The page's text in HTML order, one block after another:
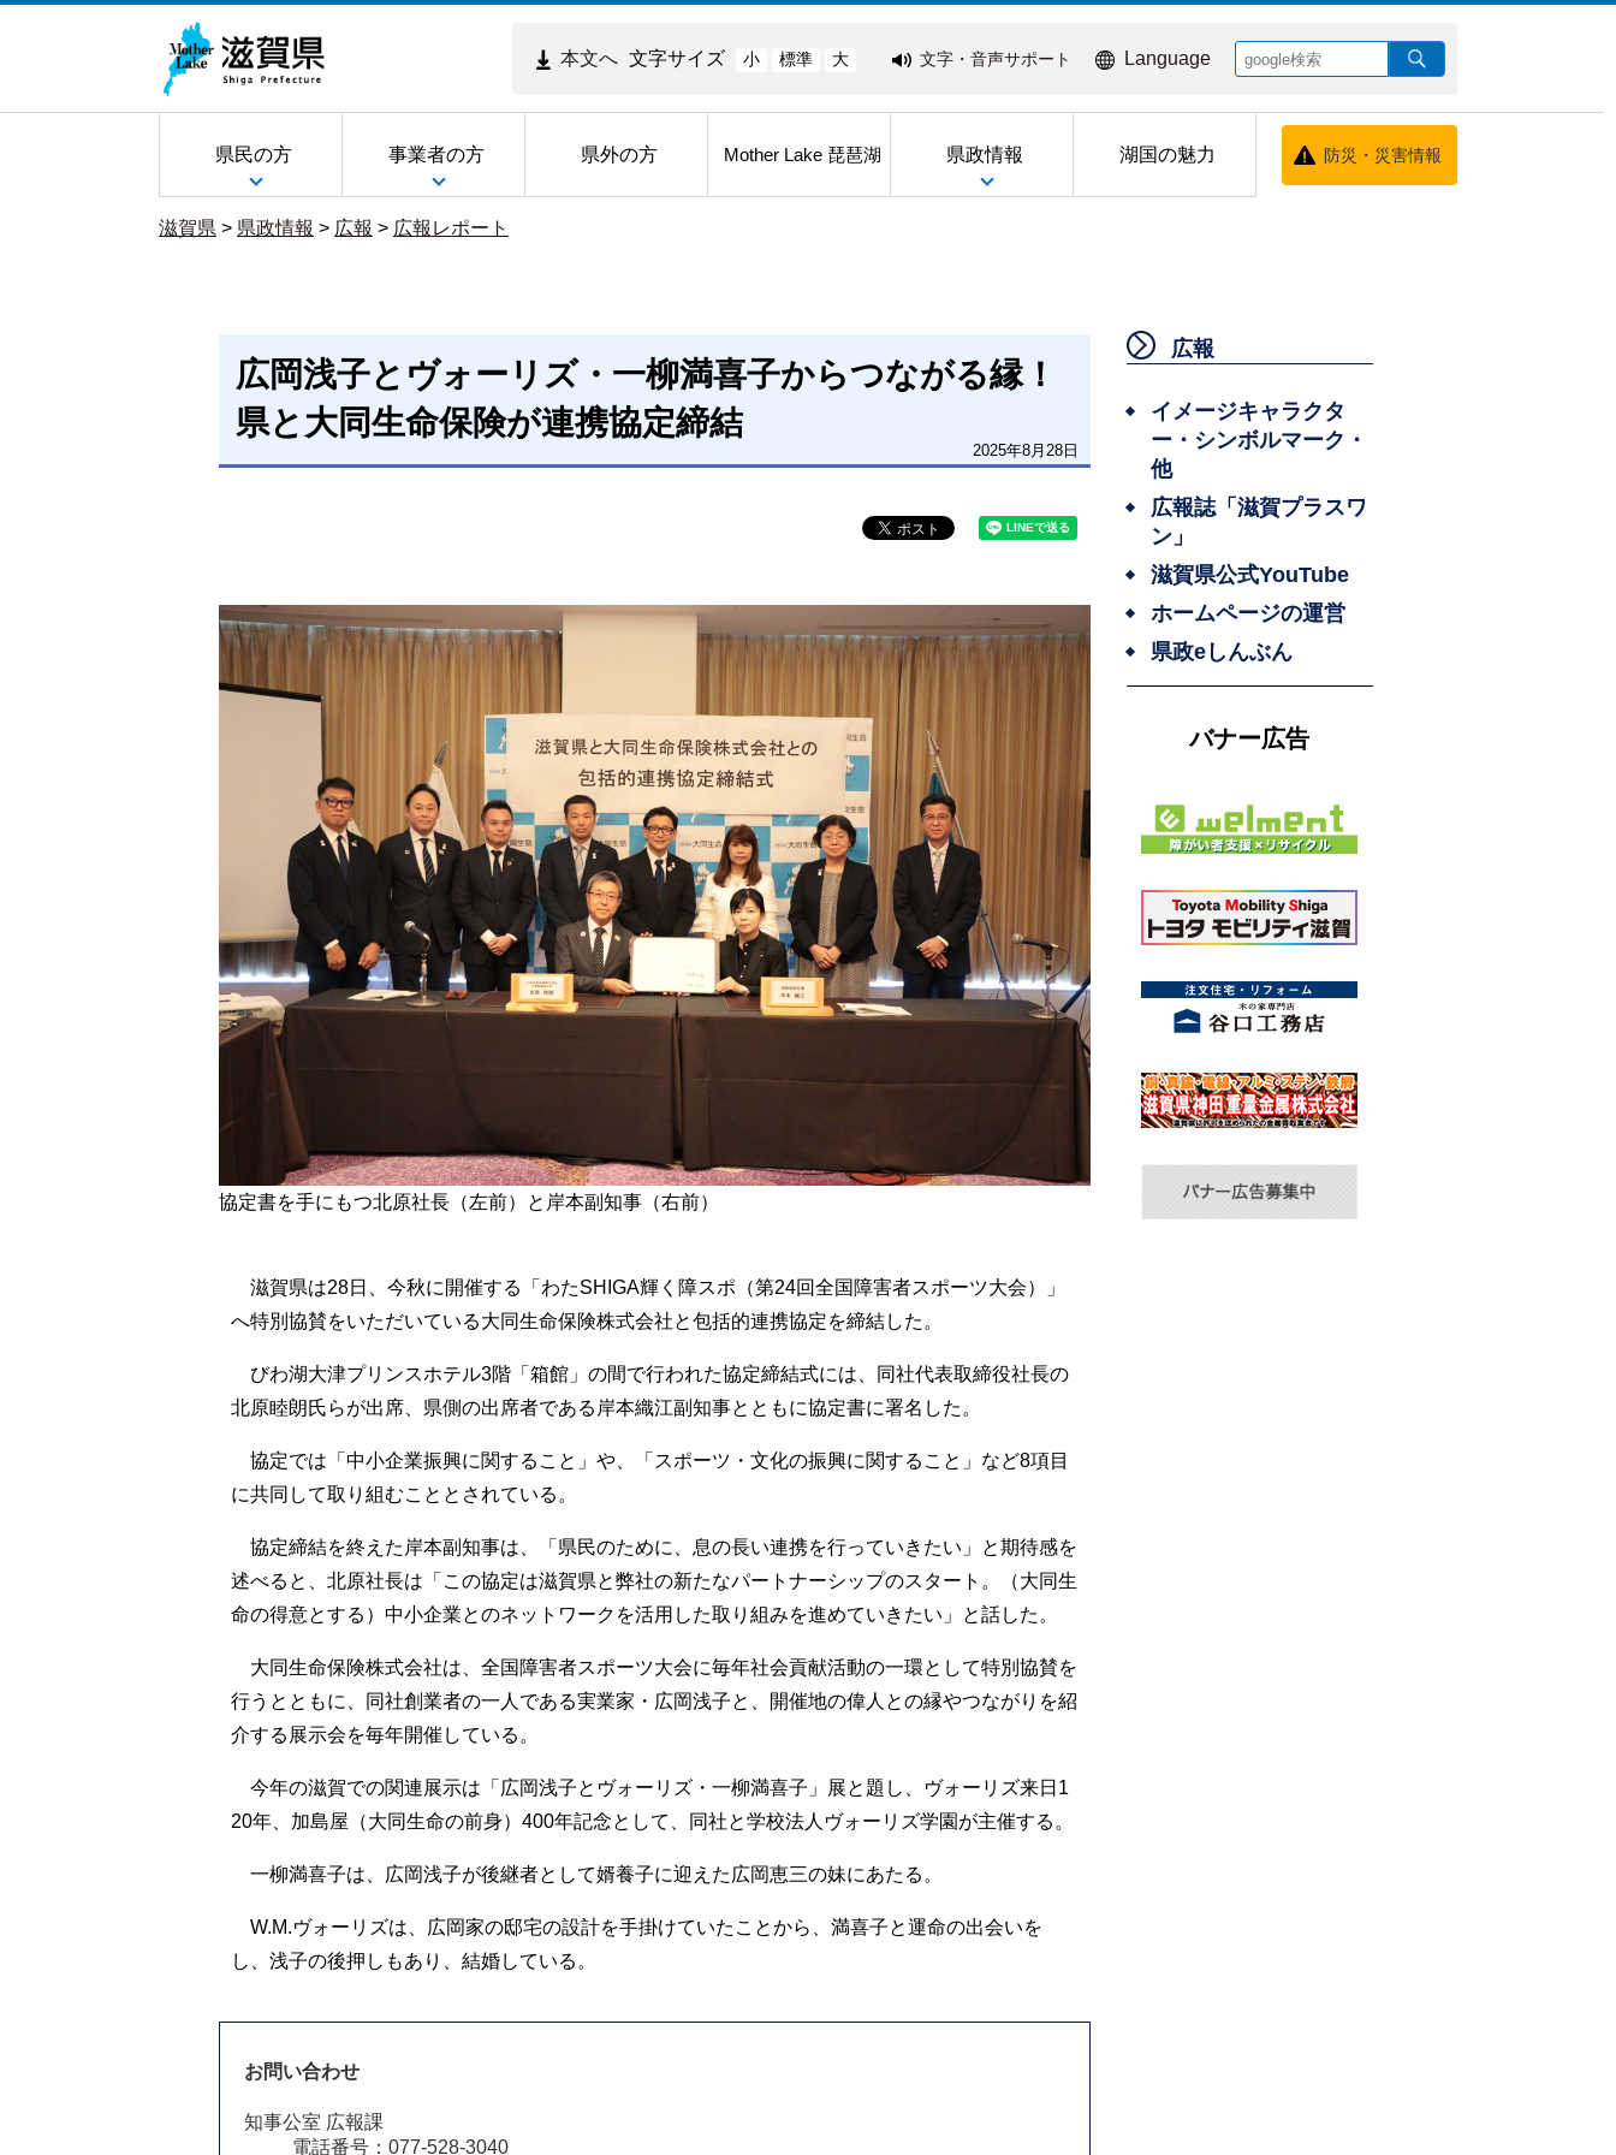
本文へ 文字サイズ 小 標準 大 文字・音声サポート Language
県民の方 事業者の方 県外の方 Mother Lake 琵琶湖 県政情報 湖国の魅力 防災・災害情報
滋賀県 > 県政情報 > 広報 > 広報レポート
広岡浅子とヴォーリズ・一柳満喜子からつながる縁！
県と大同生命保険が連携協定締結
2025年8月28日
協定書を手にもつ北原社長（左前）と岸本副知事（右前）
滋賀県は28日、今秋に開催する「わたSHIGA輝く障スポ（第24回全国障害者スポーツ大会）」
へ特別協賛をいただいている大同生命保険株式会社と包括的連携協定を締結した。
びわ湖大津プリンスホテル3階「箱館」の間で行われた協定締結式には、同社代表取締役社長の
北原睦朗氏らが出席、県側の出席者である岸本織江副知事とともに協定書に署名した。
協定では「中小企業振興に関すること」や、「スポーツ・文化の振興に関すること」など8項目
に共同して取り組むこととされている。
協定締結を終えた岸本副知事は、「県民のために、息の長い連携を行っていきたい」と期待感を
述べると、北原社長は「この協定は滋賀県と弊社の新たなパートナーシップのスタート。（大同生
命の得意とする）中小企業とのネットワークを活用した取り組みを進めていきたい」と話した。
大同生命保険株式会社は、全国障害者スポーツ大会に毎年社会貢献活動の一環として特別協賛を
行うとともに、同社創業者の一人である実業家・広岡浅子と、開催地の偉人との縁やつながりを紹
介する展示会を毎年開催している。
今年の滋賀での関連展示は「広岡浅子とヴォーリズ・一柳満喜子」展と題し、ヴォーリズ来日1
20年、加島屋（大同生命の前身）400年記念として、同社と学校法人ヴォーリズ学園が主催する。
一柳満喜子は、広岡浅子が後継者として婿養子に迎えた広岡恵三の妹にあたる。
W.M.ヴォーリズは、広岡家の邸宅の設計を手掛けていたことから、満喜子と運命の出会いを
し、浅子の後押しもあり、結婚している。
お問い合わせ
知事公室 広報課
電話番号：077-528-3040
広報
イメージキャラクタ
ー・シンボルマーク・
他
広報誌「滋賀プラスワ
ン」
滋賀県公式YouTube
ホームページの運営
県政eしんぶん
バナー広告